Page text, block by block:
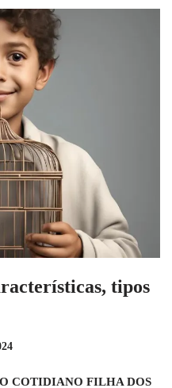
tipos
COTIDIANO FILHA DOS